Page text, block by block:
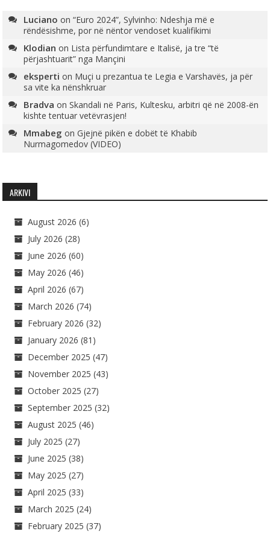
Luciano on“Euro 2024”, Sylvinho: Ndeshja më e
rëndësishme, por në nëntor vendoset kualifikimi
Klodian on Lista përfundimtare e Italisë, ja tre “të
përjashtuarit” nga Mançini
eksperti on Muçi u prezantua te Legia e Varshavës, ja për
sa vite ka nënshkruar
Bradva onSkandali në Paris, Kultesku, arbitri që në 2008-ën
kishte tentuar vetëvrasjen!
Mmabeg onGjejnë pikën e dobët të Khabib
Nurmagomedov (VIDEO)
ARKIVI
August 2026 (6)
July 2026 (28)
June 2026 (60)
May 2026 (46)
April 2026 (67)
March 2026 (74)
February 2026 (32)
January 2026 (81)
December 2025 (47)
November 2025 (43)
October 2025 (27)
September 2025 (32)
August 2025 (46)
July 2025 (27)
June 2025 (38)
May 2025 (27)
April 2025 (33)
March 2025 (24)
February 2025 (37)